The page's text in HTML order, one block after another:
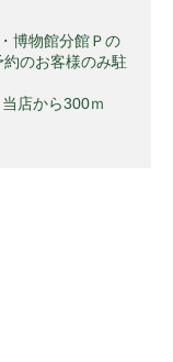
博物館分館Ｐの
のお客様のみ駐
店から300ｍ